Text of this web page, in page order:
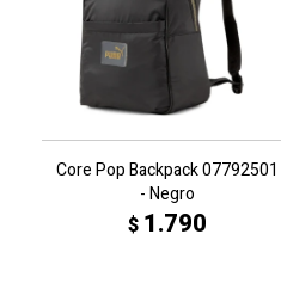
Core Pop Backpack 07792501
- Negro
$ 1.790